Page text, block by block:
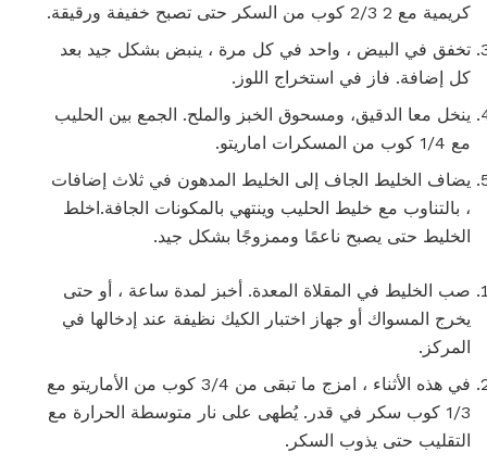
كريمية مع 2 2/3 كوب من السكر حتى تصبح خفيفة ورقيقة.
تخفق في البيض ، واحد في كل مرة ، ينبض بشكل جيد بعد
كل إضافة. فاز في استخراج اللوز.
ينخل معا الدقيق، ومسحوق الخبز والملح. الجمع بين الحليب
مع 1/4 كوب من المسكرات اماريتو.
يضاف الخليط الجاف إلى الخليط المدهون في ثلاث إضافات
، بالتناوب مع خليط الحليب وينتهي بالمكونات الجافة.اخلط
الخليط حتى يصبح ناعمًا وممزوجًا بشكل جيد.
صب الخليط في المقلاة المعدة. أخبز لمدة ساعة ، أو حتى
يخرج المسواك أو جهاز اختبار الكيك نظيفة عند إدخالها في
المركز.
في هذه الأثناء ، امزج ما تبقى من 3/4 كوب من الأماريتو مع
1/3 كوب سكر في قدر. يُطهى على نار متوسطة الحرارة مع
التقليب حتى يذوب السكر.